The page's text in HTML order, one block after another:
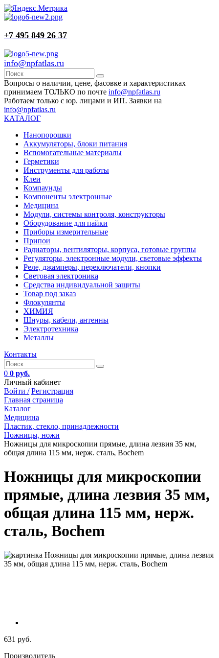
+7 495 849 26 37
info@npfatlas.ru
Вопросы о наличии, цене, фасовке и характеристиках
принимаем ТОЛЬКО по почте info@npfatlas.ru
Работаем только с юр. лицами и ИП. Заявки на
info@npfatlas.ru
КАТАЛОГ
Нанопорошки
Аккумуляторы, блоки питания
Вспомогательные материалы
Герметики
Инструменты для работы
Клеи
Компаунды
Компоненты электронные
Медицина
Модули, системы контроля, конструкторы
Оборудование для пайки
Приборы измерительные
Припои
Радиаторы, вентиляторы, корпуса, готовые группы
Регуляторы, электронные модули, световые эффекты
Реле, джамперы, переключатели, кнопки
Световая электроника
Средства индивидуальной защиты
Товар под заказ
Флокулянты
ХИМИЯ
Шнуры, кабели, антенны
Электротехника
Металлы
Контакты
0 0 руб.
Личный кабинет
Войти / Регистрация
Главная страница
Каталог
Медицина
Пластик, стекло, принадлежности
Ножницы, ножи
Ножницы для микроскопии прямые, длина лезвия 35 мм,
общая длина 115 мм, нерж. сталь, Bochem
Ножницы для микроскопии
прямые, длина лезвия 35 мм,
общая длина 115 мм, нерж.
сталь, Bochem
631 руб.
Производитель